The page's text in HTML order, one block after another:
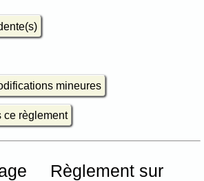
mineures
ce règlement
Règlement sur